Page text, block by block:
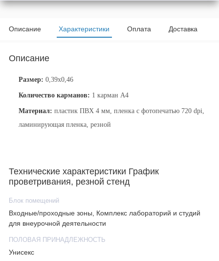
Описание Характеристики Оплата Доставка
Описание
Размер: 0,39x0,46
Количество карманов: 1 карман А4
Материал: пластик ПВХ 4 мм, пленка с фотопечатью 720 dpi,
ламинирующая пленка, резной
Технические характеристики График
проветривания, резной стенд
Блок помещений
Входные/проходные зоны, Комплекс лабораторий и студий
для внеурочной деятельности
ПОЛОВАЯ ПРИНАДЛЕЖНОСТЬ
Унисекс